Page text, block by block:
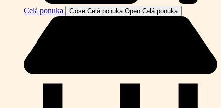
Celá ponuka Close Celá ponuka Open Celá ponuka